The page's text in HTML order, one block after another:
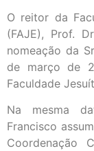
O reitor da
(FAJE), Prof.
nomeação da
de março de
Faculdade
Na mesma
Francisco
Coordenação